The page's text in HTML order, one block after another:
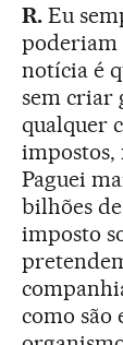
R.Eu
poderiam
notícia é
sem criar
qualquer
impostos,
Paguei
bilhões
imposto
como são